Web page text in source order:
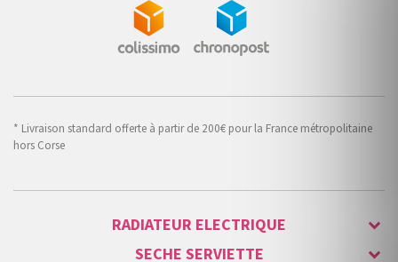
* Livraison standard offerte à partir de 200€ pour la France métropolitaine
hors Corse
RADIATEUR ELECTRIQUE
SECHE SERVIETTE